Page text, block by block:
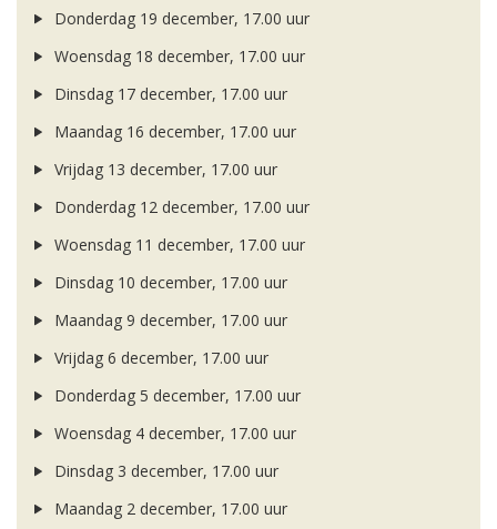
Donderdag 19 december, 17.00 uur
Woensdag 18 december, 17.00 uur
Dinsdag 17 december, 17.00 uur
Maandag 16 december, 17.00 uur
Vrijdag 13 december, 17.00 uur
Donderdag 12 december, 17.00 uur
Woensdag 11 december, 17.00 uur
Dinsdag 10 december, 17.00 uur
Maandag 9 december, 17.00 uur
Vrijdag 6 december, 17.00 uur
Donderdag 5 december, 17.00 uur
Woensdag 4 december, 17.00 uur
Dinsdag 3 december, 17.00 uur
Maandag 2 december, 17.00 uur